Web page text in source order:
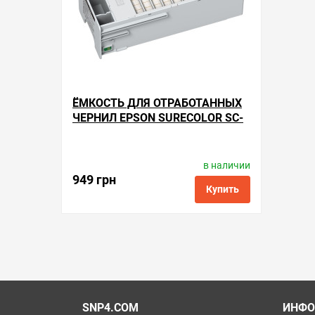
ЁМКОСТЬ ДЛЯ ОТРАБОТАННЫХ
ЧЕРНИЛ EPSON SURECOLOR SC-
P7500
949 грн me.t6997
SNP4.COM